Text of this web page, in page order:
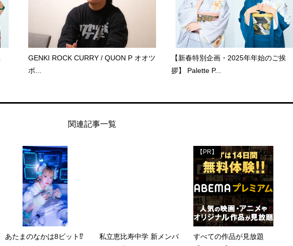
GENKI ROCK CURRY / QUON P オオツ
ボ...
【新春特別企画・2025年年始のご挨
拶】 Palette P...
関連記事一覧
あたまのなかは8ビット⁉︎
私立恵比寿中学 新メンバ
【PR】
すべての作品が見放題